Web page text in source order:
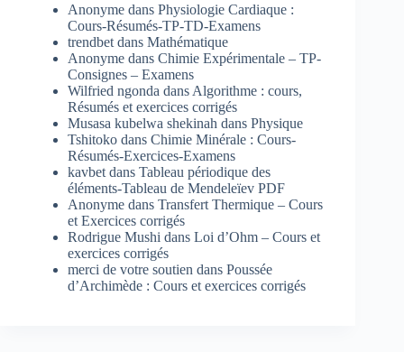
Anonyme dans Physiologie Cardiaque :
Cours-Résumés-TP-TD-Examens
trendbet dans Mathématique
Anonyme dans Chimie Expérimentale – TP-
Consignes – Examens
Wilfried ngonda dans Algorithme : cours,
Résumés et exercices corrigés
Musasa kubelwa shekinah dans Physique
Tshitoko dans Chimie Minérale : Cours-
Résumés-Exercices-Examens
kavbet dans Tableau périodique des
éléments-Tableau de Mendeleïev PDF
Anonyme dans Transfert Thermique – Cours
et Exercices corrigés
Rodrigue Mushi dans Loi d’Ohm – Cours et
exercices corrigés
merci de votre soutien dans Poussée
d’Archimède : Cours et exercices corrigés